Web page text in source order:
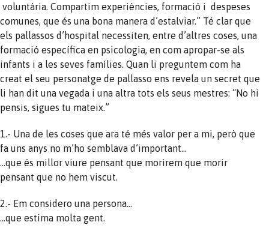
voluntària. Compartim experiències, formació i despeses
comunes, que és una bona manera d’estalviar.” Té clar que
els pallassos d’hospital necessiten, entre d’altres coses, una
formació específica en psicologia, en com apropar-se als
infants i a les seves famílies. Quan li preguntem com ha
creat el seu personatge de pallasso ens revela un secret que
li han dit una vegada i una altra tots els seus mestres: “No hi
pensis, sigues tu mateix.”
1.- Una de les coses que ara té més valor per a mi, però que
fa uns anys no m’ho semblava d’important…
…que és millor viure pensant que morirem que morir
pensant que no hem viscut.
2.- Em considero una persona…
…que estima molta gent.